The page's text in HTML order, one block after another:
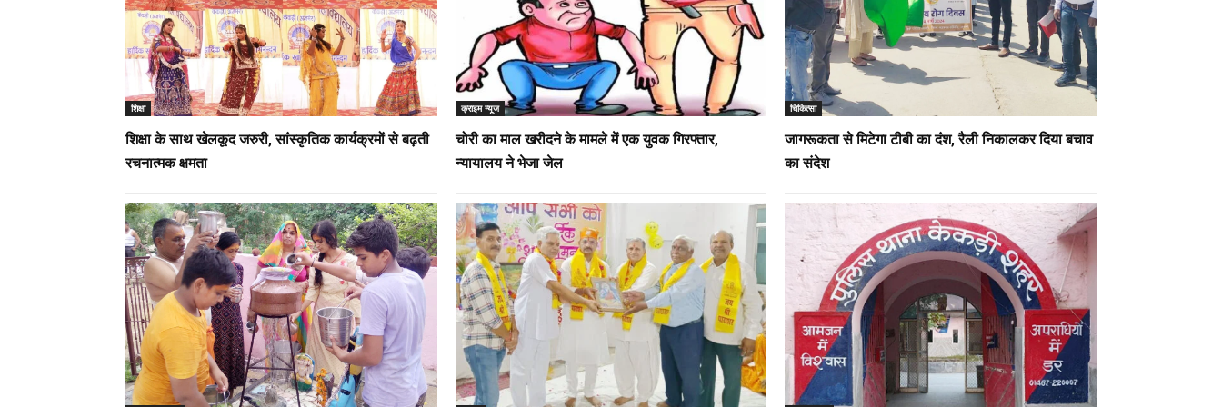
शिक्षा
शिक्षा के साथ खेलकूद जरुरी, सांस्कृतिक कार्यक्रमों से बढ़ती
रचनात्मक क्षमता
क्राइम न्यूज
चोरी का माल खरीदने के मामले में एक युवक गिरफ्तार,
न्यायालय ने भेजा जेल
चिकित्सा
जागरूकता से मिटेगा टीबी का दंश, रैली निकालकर दिया बचाव
का संदेश